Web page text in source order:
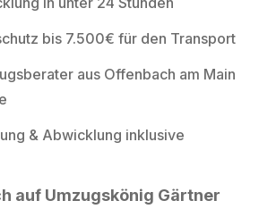
bis 7.500€ für den Transport
aus Offenbach am Main
& Abwicklung inklusive
auf Umzugskönig Gärtner